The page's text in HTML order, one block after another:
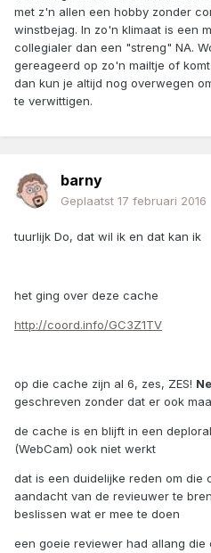
met z'n allen een hobby zonder
winstbejag. In zo'n klimaat is een
collegialer dan een "streng" NA.
gereageerd op zo'n mailtje of
dan kun je altijd nog overwegen
te verwittigen.
barny
Geplaatst 17 februari 2016
tuurlijk Do, dat wil ik en dat kan ik
het ging over deze cache
http://coord.info/GC3Z1TV
op die cache zijn al 6, zes, ZES!
geschreven zonder dat er ook
de cache is en blijft in een
(WebCam) ook niet werkt
dat is een duidelijke reden om die
aandacht van de revieuwer te
beslissen wat er mee te doen
een goeie reviewer had allang